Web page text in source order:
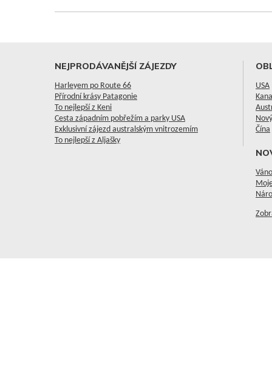
NEJPRODÁVANĚJŠÍ ZÁJEZDY
Harleyem po Route 66
Přírodní krásy Patagonie
To nejlepší z Keni
Cesta západním pobřežím a parky USA
Exklusivní zájezd australským vnitrozemím
To nejlepší z Aljašky
USA
Čína